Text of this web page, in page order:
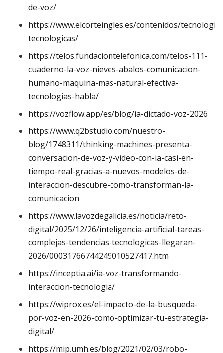
de-voz/
https://www.elcorteingles.es/contenidos/
tecnologicas/
https://telos.fundaciontelefonica.com/telos-111-
cuaderno-la-voz-nieves-abalos-comunicacion-
humano-maquina-mas-natural-efectiva-
tecnologias-habla/
https://vozflow.app/es/blog/ia-dictado-voz-2026
https://www.q2bstudio.com/nuestro-
blog/1748311/thinking-machines-presenta-
conversacion-de-voz-y-video-con-ia-casi-en-
tiempo-real-gracias-a-nuevos-modelos-de-
interaccion-descubre-como-transforman-la-
comunicacion
https://www.lavozdegalicia.es/noticia/reto-
digital/2025/12/26/inteligencia-artificial-tareas-
complejas-tendencias-tecnologicas-llegaran-
2026/00031766744249010527417.htm
https://inceptia.ai/ia-voz-transformando-
interaccion-tecnologia/
https://wiprox.es/el-impacto-de-la-busqueda-
por-voz-en-2026-como-optimizar-tu-estrategia-
digital/
https://mip.umh.es/blog/2021/02/03/robo-